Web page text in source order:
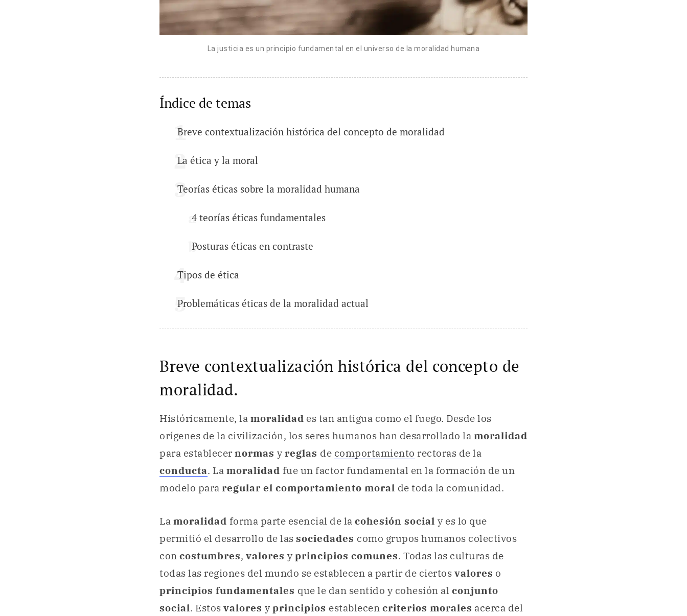
La justicia es un principio fundamental en el universo de la moralidad humana
Índice de temas
Breve contextualización histórica del concepto de moralidad
La ética y la moral
Teorías éticas sobre la moralidad humana
4 teorías éticas fundamentales
Posturas éticas en contraste
Tipos de ética
Problemáticas éticas de la moralidad actual
Breve contextualización histórica del concepto de
moralidad.
Históricamente, la moralidad es tan antigua como el fuego. Desde los
orígenes de la civilización, los seres humanos han desarrollado la moralidad
para establecernormas y reglas de comportamiento rectoras de la
conducta. La moralidad fue un factor fundamental en la formación de un
modelo para regular el comportamiento moral de toda la comunidad.
La moralidad forma parte esencial de la cohesión social y es lo que
permitió el desarrollo de las sociedades como grupos humanos colectivos
con costumbres, valores y principios comunes. Todas las culturas de
todas las regiones del mundo se establecen a partir de ciertos valores o
principios fundamentales que le dan sentido y cohesión al conjunto
social. Estos valores y principios establecen criterios morales acerca del